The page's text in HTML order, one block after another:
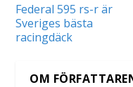
Federal 595 rs-r är
Sveriges bästa
racingdäck
OM